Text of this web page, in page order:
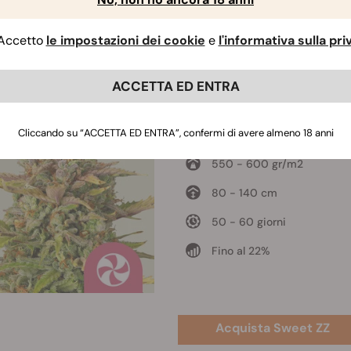
Con un contenuto di THC del 22%, da questo ibrido a
Sweet ZZ
Grape Ape x Grapefruit
550 - 600 gr/m2
80 - 140 cm
50 - 60 giorni
Fino al 22%
Acquista Sweet ZZ
le impostazioni dei cookie e l'informativa sulla
ACCETTA ED ENTRA
Cliccando su “ACCETTA ED ENTRA”, confermi di avere almeno 18 anni